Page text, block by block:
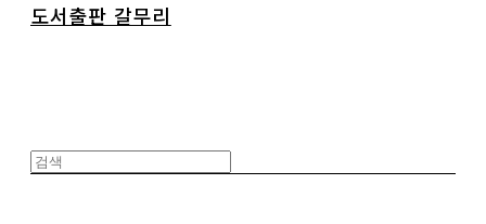
도서출판 갈무리